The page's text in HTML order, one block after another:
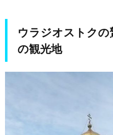
40分
3.3.
駅から
がおす
ウラジオストクの
の観光地